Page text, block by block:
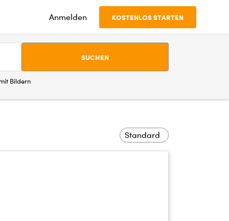
Anmelden KOSTENLOS STARTEN
SUCHEN
Bildern
Standard